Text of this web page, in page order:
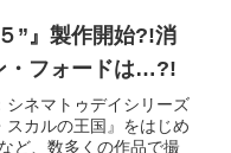
”』製作開始?!消
・フォードは…?!
シネマトゥデイシリーズ
カルの王国』をはじめ
ど、数多くの作品で撮